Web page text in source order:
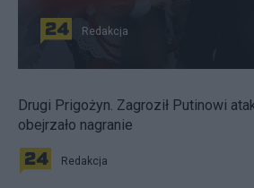
Redakcja
Drugi Prigożyn. Zagroził Putinowi
obejrzało nagranie
Redakcja